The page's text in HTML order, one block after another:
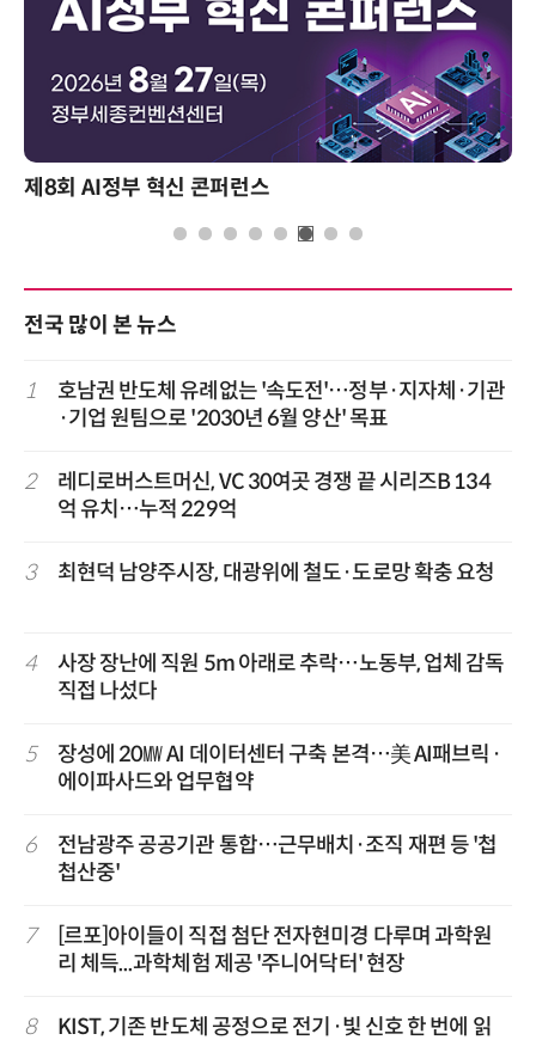
제8회 AI정부 혁신 콘퍼런스
전국 많이 본 뉴스
1
호남권 반도체 유례없는 '속도전'…정부·지자체·기관
·기업 원팀으로 '2030년 6월 양산' 목표
2
레디로버스트머신, VC 30여곳 경쟁 끝 시리즈B 134
억 유치…누적 229억
3 최현덕 남양주시장, 대광위에 철도·도로망 확충 요청
4
사장 장난에 직원 5m 아래로 추락…노동부, 업체 감독
직접 나섰다
5
장성에 20㎿ AI 데이터센터 구축 본격…美 AI패브릭·
에이파사드와 업무협약
6
전남광주 공공기관 통합…근무배치·조직 재편 등 '첩
첩산중'
7
[르포]아이들이 직접 첨단 전자현미경 다루며 과학원
리 체득...과학체험 제공 '주니어닥터' 현장
8
KIST, 기존 반도체 공정으로 전기·빛 신호 한 번에 읽